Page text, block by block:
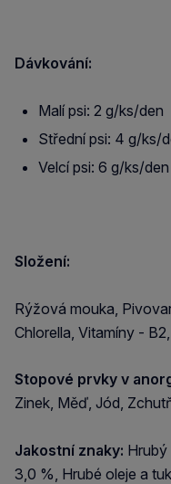
Dávkování:
Malí psi: 2 g/ks/den
Střední psi: 4 g/ks/
Velcí psi: 6 g/ks/den
Složení:
Rýžová mouka,
Chlorella, Vitamíny -
Stopové prvky v
Zinek, Měď, Jód,
Jakostní znaky:
3,0 %, Hrubé oleje a